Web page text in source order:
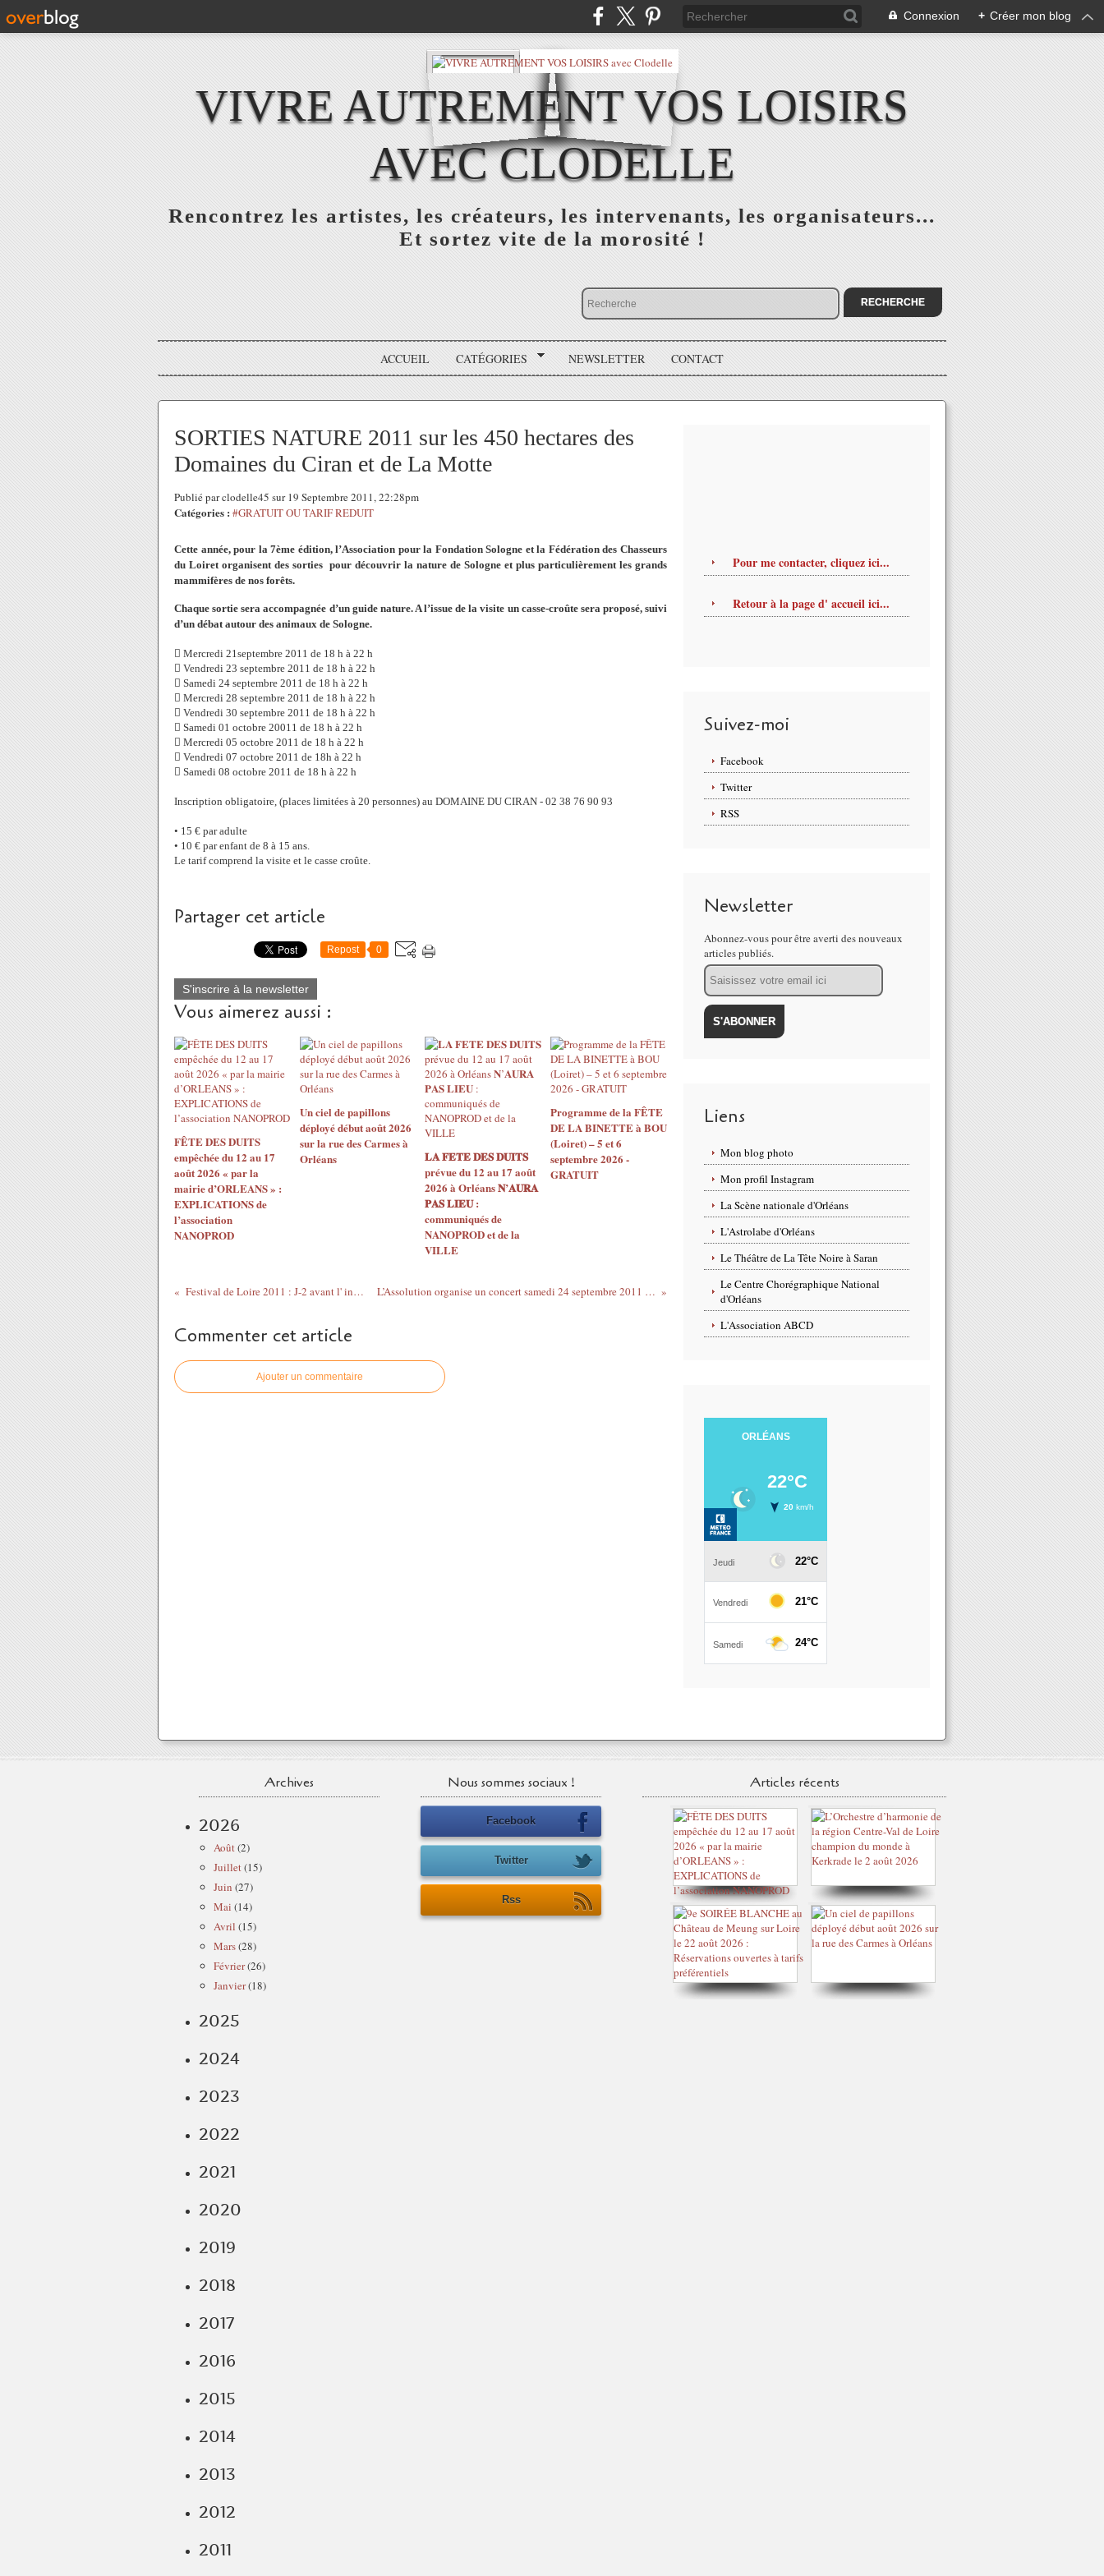
Connexion + Créer mon blog
VIVRE AUTREMENT VOS LOISIRS
AVEC CLODELLE
Rencontrez les artistes, les créateurs, les intervenants, les organisateurs...
Et sortez vite de la morosité !
ACCUEIL CATÉGORIES NEWSLETTER CONTACT
SORTIES NATURE 2011 sur les 450 hectares des
Domaines du Ciran et de La Motte
Publié par clodelle45 sur 19 Septembre 2011, 22:28pm
Catégories : #GRATUIT OU TARIF REDUIT
Cette année, pour la 7ème édition, l’Association pour la Fondation Sologne et la Fédération des Chasseurs
du Loiret organisent des sorties pour découvrir la nature de Sologne et plus particulièrement les grands
mammifères de nos forêts.
Chaque sortie sera accompagnée d’un guide nature. A l’issue de la visite un casse-croûte sera proposé, suivi
d’un débat autour des animaux de Sologne.
 Mercredi 21septembre 2011 de 18 h à 22 h
 Vendredi 23 septembre 2011 de 18 h à 22 h
 Samedi 24 septembre 2011 de 18 h à 22 h
 Mercredi 28 septembre 2011 de 18 h à 22 h
 Vendredi 30 septembre 2011 de 18 h à 22 h
 Samedi 01 octobre 20011 de 18 h à 22 h
 Mercredi 05 octobre 2011 de 18 h à 22 h
 Vendredi 07 octobre 2011 de 18h à 22 h
 Samedi 08 octobre 2011 de 18 h à 22 h
Inscription obligatoire, (places limitées à 20 personnes) au DOMAINE DU CIRAN - 02 38 76 90 93
• 15 € par adulte
• 10 € par enfant de 8 à 15 ans.
Le tarif comprend la visite et le casse croûte.
Partager cet article
Repost 0
S'inscrire à la newsletter
Vous aimerez aussi :
FÊTE DES DUITS
empêchée du 12 au 17
août 2026 « par la
mairie d’ORLEANS » :
EXPLICATIONS de
l’association
NANOPROD
Un ciel de papillons
déployé début août 2026
sur la rue des Carmes à
Orléans
𝐋𝐀 𝐅𝐄𝐓𝐄 𝐃𝐄𝐒 𝐃𝐔𝐈𝐓𝐒
prévue du 12 au 17 août
2026 à Orléans 𝐍’𝐀𝐔𝐑𝐀
𝐏𝐀𝐒 𝐋𝐈𝐄𝐔 :
communiqués de
NANOPROD et de la
VILLE
Programme de la FÊTE
DE LA BINETTE à BOU
(Loiret) – 5 et 6
septembre 2026 -
GRATUIT
Festival de Loire 2011 : J-2 avant l' inauguration par Serge Grouard L’Assolution organise un concert samedi 24 septembre 2011 - Espace Caillaudière - Boigny sur Bionne
Commenter cet article
Ajouter un commentaire
Pour me contacter, cliquez ici...
Retour à la page d' accueil ici...
Suivez-moi
Facebook
Twitter
RSS
Newsletter
Abonnez-vous pour être averti des nouveaux
articles publiés.
Email
Liens
Mon blog photo
Mon profil Instagram
La Scène nationale d'Orléans
L'Astrolabe d'Orléans
Le Théâtre de La Tête Noire à Saran
Le Centre Chorégraphique National
d'Orléans
L'Association ABCD
Archives
2026
Août(2)
Juillet(15)
Juin (27)
Mai (14)
Avril (15)
Mars(28)
Février(26)
Janvier(18)
2025
2024
2023
2022
2021
2020
2019
2018
2017
2016
2015
2014
2013
2012
2011
Nous sommes sociaux !
Facebook
Twitter
Rss
Articles récents